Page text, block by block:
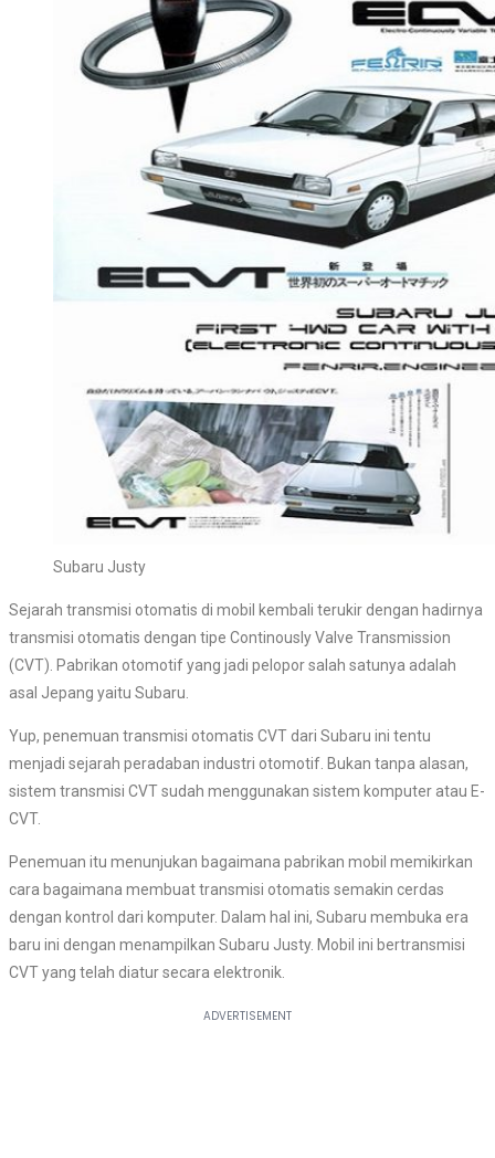
Subaru Justy
Sejarah transmisi otomatis di mobil kembali terukir dengan hadirnya
transmisi otomatis dengan tipe Continously Valve Transmission
(CVT). Pabrikan otomotif yang jadi pelopor salah satunya adalah
asal Jepang yaitu Subaru.
Yup, penemuan transmisi otomatis CVT dari Subaru ini tentu
menjadi sejarah peradaban industri otomotif. Bukan tanpa alasan,
sistem transmisi CVT sudah menggunakan sistem komputer atau E-
CVT.
Penemuan itu menunjukan bagaimana pabrikan mobil memikirkan
cara bagaimana membuat transmisi otomatis semakin cerdas
dengan kontrol dari komputer. Dalam hal ini, Subaru membuka era
baru ini dengan menampilkan Subaru Justy. Mobil ini bertransmisi
CVT yang telah diatur secara elektronik.